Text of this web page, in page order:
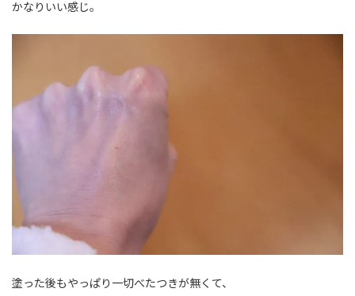
かなりいい感じ。
塗った後もやっぱり一切べたつきが無くて、